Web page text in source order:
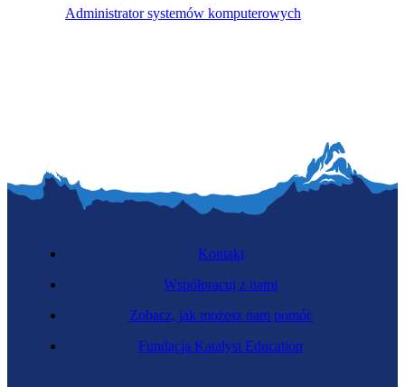
Administrator systemów komputerowych
Kontakt
Współpracuj z nami
Zobacz, jak możesz nam pomóc
Fundacja Katalyst Education